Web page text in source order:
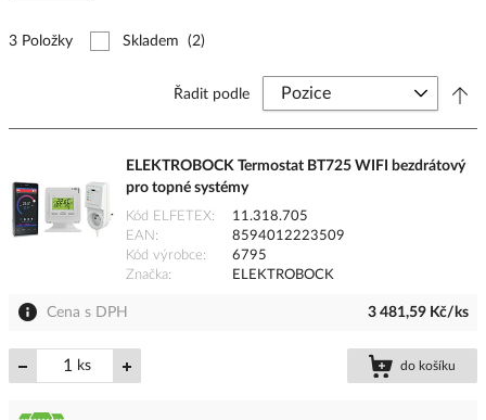
3 Položky Skladem (2)
Řadit podle
ELEKTROBOCK Termostat BT725 WIFI bezdrátový
pro topné systémy
Kód ELFETEX
11.318.705
EAN
8594012223509
Kód výrobce
6795
Značka
ELEKTROBOCK
Cena s DPH 3 481,59 Kč/ks
ks do košíku